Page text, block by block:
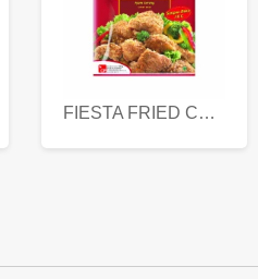
FIESTA FRIED CHICKEN 500 GR